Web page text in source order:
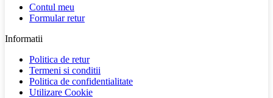
Contul meu
Formular retur
Informatii
Politica de retur
Termeni si conditii
Politica de confidentialitate
Utilizare Cookie